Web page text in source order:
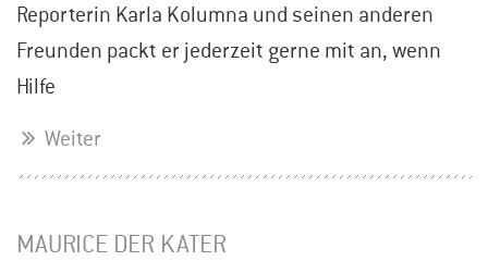
Reporterin Karla Kolumna und seinen anderen
Freunden packt er jederzeit gerne mit an, wenn
Hilfe
Weiter
MAURICE DER KATER